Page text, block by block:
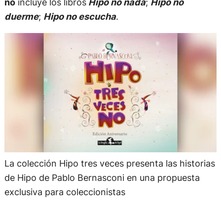
noincluye los librosHipo no nada; Hipo no
duerme; Hipo no escucha.
La colección Hipo tres veces presenta las historias
de Hipo de Pablo Bernasconi en una propuesta
exclusiva para coleccionistas